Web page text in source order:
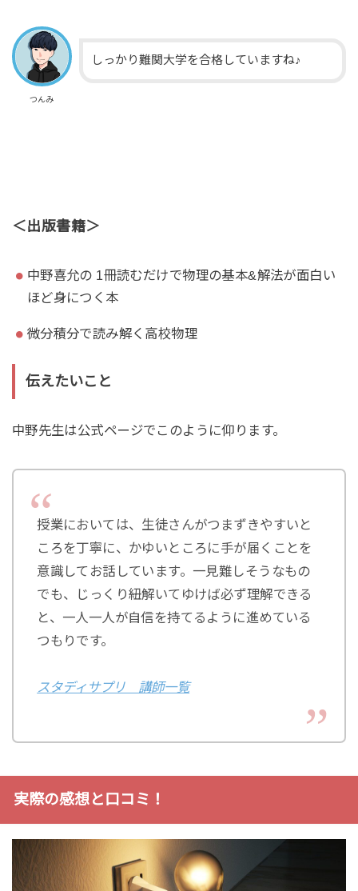
つんみ
しっかり難関大学を合格していますね♪
＜出版書籍＞
中野喜允の 1冊読むだけで物理の基本&解法が面白い
ほど身につく本
微分積分で読み解く高校物理
伝えたいこと
中野先生は公式ページでこのように仰ります。
授業においては、生徒さんがつまずきやすいと
ころを丁寧に、かゆいところに手が届くことを
意識してお話しています。一見難しそうなもの
でも、じっくり紐解いてゆけば必ず理解できる
と、一人一人が自信を持てるように進めている
つもりです。
スタディサプリ 講師一覧
実際の感想と口コミ！